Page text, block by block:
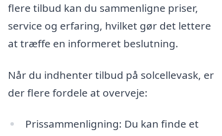
flere tilbud kan du sammenligne priser,
service og erfaring, hvilket gør det lettere
at træffe en informeret beslutning.
Når du indhenter tilbud på solcellevask, er
der flere fordele at overveje:
Prissammenligning: Du kan finde et